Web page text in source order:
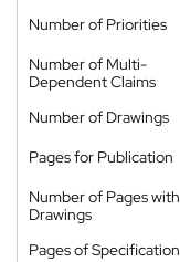
Number of Priorities
Number of Multi-
Dependent Claims
Number of Drawings
Pages for Publication
Number of Pages with
Drawings
Pages of Specification